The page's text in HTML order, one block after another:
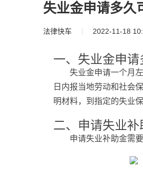
失业金申请多久
法律快车 2022-11-18
一、失业金申
失业金申请一个月
日内报当地劳动和社会
明材料，到指定的失业
二、申请失业
申请失业补助金需